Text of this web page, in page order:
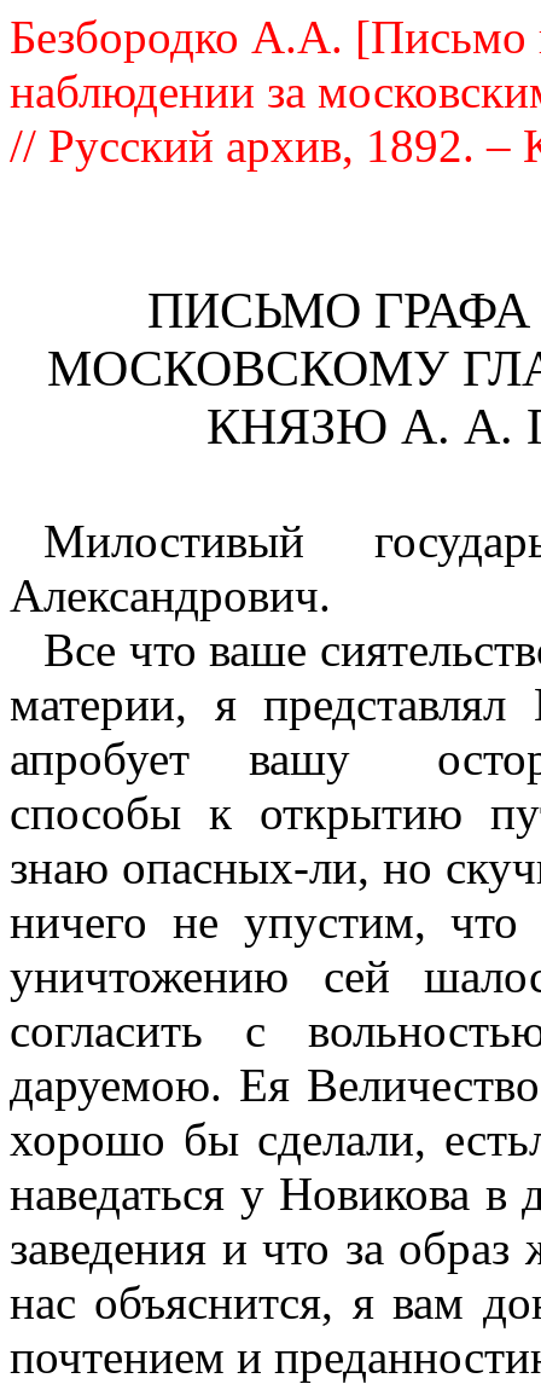
Безбородко А.А.
наблюдении за
// Русский архив, 1892.
ПИСЬМО ГРАФА
МОСКОВСКОМУ
КНЯЗЮ А. А.
Милостивый
Александрович.
Все что ваше
материи, я
апробует
вашу
способы к открытию
знаю опасных-ли, но
ничего не упустим,
уничтожению сей
согласить с
даруемою. Ея
хорошо бы сделали,
наведаться у Новикова в
заведения и что за
нас объяснится, я вам
почтением и